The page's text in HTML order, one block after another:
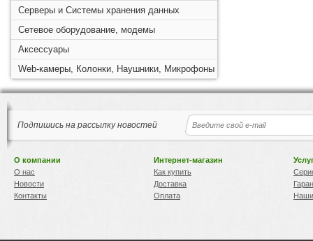
Серверы и Системы хранения данных
Сетевое оборудование, модемы
Аксессуары
Web-камеры, Колонки, Наушники, Микрофоны
Подпишись на рассылку новостей
О компании
О нас
Новости
Контакты
Интернет-магазин
Как купить
Доставка
Оплата